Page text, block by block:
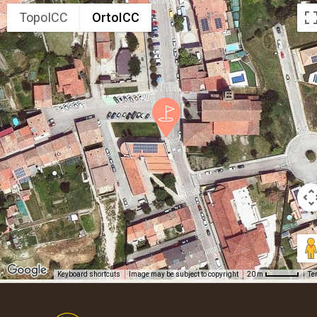
TopoICC OrtoICC
Keyboard shortcuts Image may be subject to copyright 20 m